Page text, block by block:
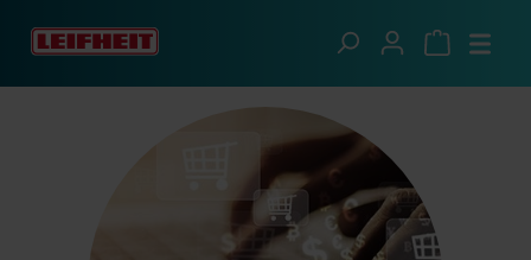
Zum Hauptinhalt springen